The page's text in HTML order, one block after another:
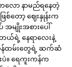
ော နာမည်ရနေတဲ့
တော့ ဈေးနှုန်းက
အမျိုးအစားပေါ်
ယ်ရဲ့ နေရာလေးနဲ့
ဝန်ထမ်းတွေရဲ့ ဆက်ဆံ
။ ရေကူးကန်က